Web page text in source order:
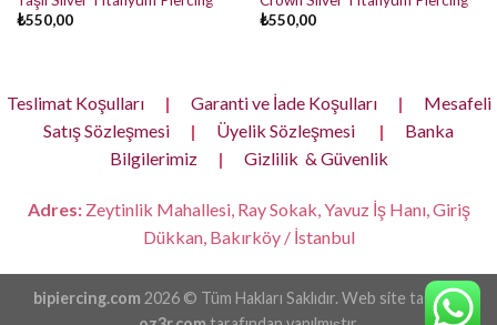
₺550,00
₺550,00
Teslimat Koşulları | Garanti ve İade Koşulları |
Mesafeli
Satış Sözleşmesi
| Üyelik Sözleşmesi |
Banka
Bilgilerimiz
| Gizlilik & Güvenlik
Adres:Zeytinlik Mahallesi, Ray Sokak, Yavuz İş Hanı, Giriş
Dükkan, Bakırköy / İstanbul
bipiercing.com 2026 © Tüm Hakları Saklıdır. Web site tasarımı